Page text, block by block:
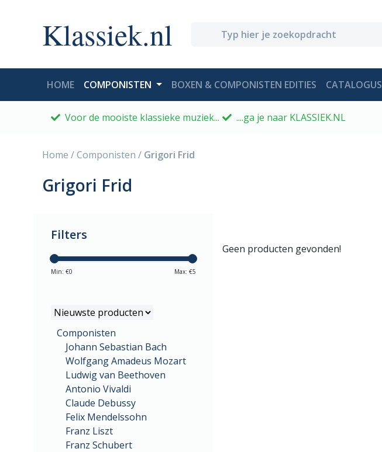
Klassiek.nl
HOME(CURRENT)
COMPONISTEN BOXEN & COMPONISTEN EDITIES CATALOGUS
Voor de mooiste klassieke muziek... ....ga je naar KLASSIEK.NL
Home /Componisten / Grigori Frid
Grigori Frid
Filters
Min: €0 Max: €5
Componisten
Johann Sebastian Bach
Wolfgang Amadeus Mozart
Ludwig van Beethoven
Antonio Vivaldi
Claude Debussy
Felix Mendelssohn
Franz Liszt
Franz Schubert
Geen producten gevonden!